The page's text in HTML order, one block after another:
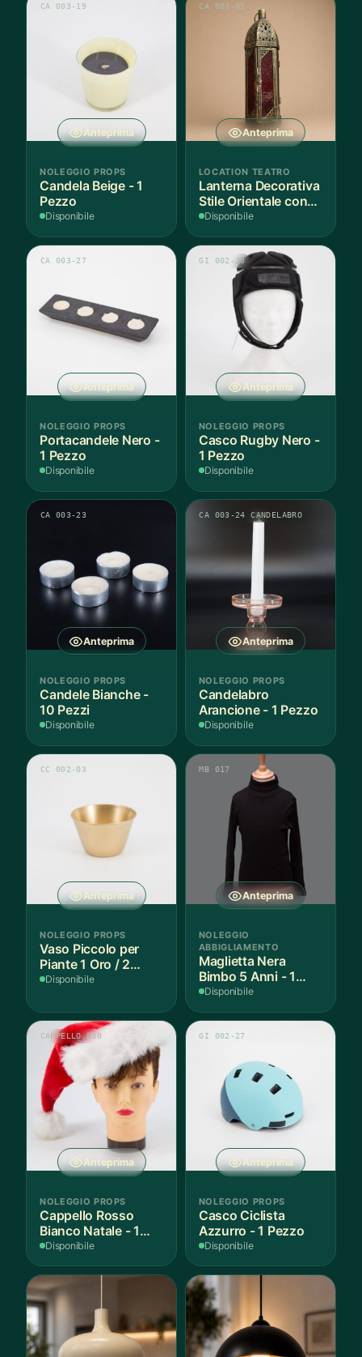
Anteprima
CA 003-19
NOLEGGIO PROPS
Candela Beige - 1
Pezzo
Disponibile
Anteprima
CA 003-01
LOCATION TEATRO
Lanterna Decorativa
Stile Orientale con
Vetri Rossi
Disponibile
Anteprima
CA 003-27
NOLEGGIO PROPS
Portacandele Nero -
1 Pezzo
Disponibile
Anteprima
GI 002-28
NOLEGGIO PROPS
Casco Rugby Nero -
1 Pezzo
Disponibile
Anteprima
CA 003-23
NOLEGGIO PROPS
Candele Bianche -
10 Pezzi
Disponibile
Anteprima
CA 003-24 CANDELABRO
NOLEGGIO PROPS
Candelabro
Arancione - 1 Pezzo
Disponibile
Anteprima
CC 002-03
NOLEGGIO PROPS
Vaso Piccolo per
Piante 1 Oro / 2
Argento - 3 Pezzi
Disponibile
Anteprima
MB 017
NOLEGGIO
ABBIGLIAMENTO
Maglietta Nera
Bimbo 5 Anni - 1
Pezzo
Disponibile
Anteprima
CAPPELLO 030
NOLEGGIO PROPS
Cappello Rosso
Bianco Natale - 1
Pezzo
Disponibile
Anteprima
GI 002-27
NOLEGGIO PROPS
Casco Ciclista
Azzurro - 1 Pezzo
Disponibile